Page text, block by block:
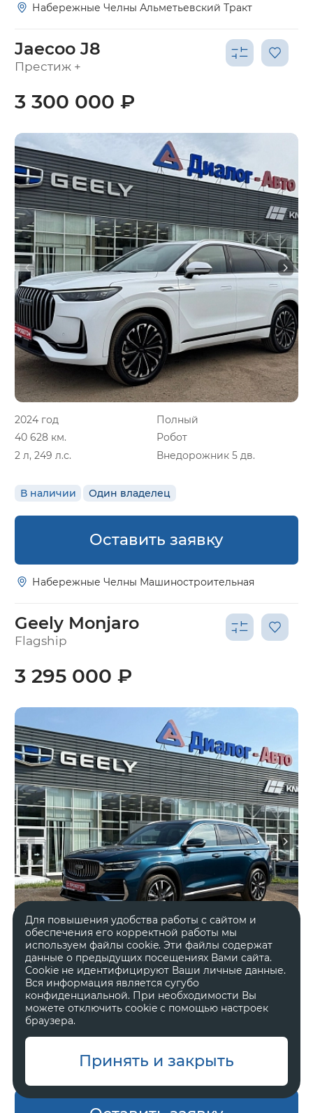
Набережные Челны Альметьевский Тракт
Jaecoo J8
Престиж +
2024 год
Полный
40 628 км.
Робот
2 л, 249 л.с.
Внедорожник 5 дв.
В наличии Один владелец
3 300 000 ₽
Оставить заявку
Набережные Челны Машиностроительная
Geely Monjaro
Flagship
2024 год
Полный
52 391 км.
Автоматическая
2 л, 238 л.с.
Один владелец
3 295 000 ₽
Для повышения удобства работы с сайтом и
обеспечения его корректной работы мы
используем файлы cookie. Эти файлы содержат
данные о предыдущих посещениях Вами сайта.
Cookie не идентифицируют Ваши личные данные.
Вся информация является сугубо
конфиденциальной. При необходимости Вы
можете отключить cookie с помощью настроек
браузера.
Принять и закрыть